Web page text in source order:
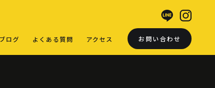
ブログ よくある質問 アクセス お問い合わせ